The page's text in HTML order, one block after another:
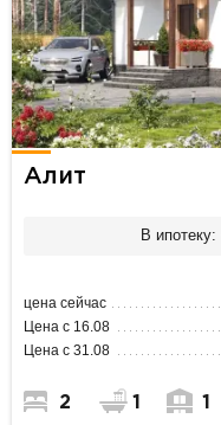
Алит
В ипотеку:
цена сейчас
Цена с 16.08
Цена с 31.08
2 1 1